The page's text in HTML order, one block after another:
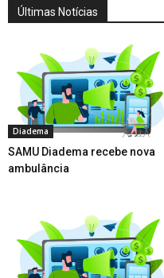
Últimas Notícias
Diadema
SAMU Diadema recebe nova
ambulância